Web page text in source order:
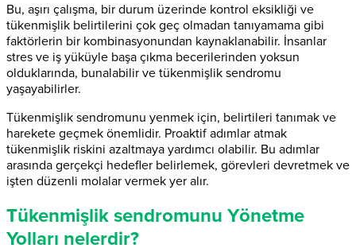
Bu, aşırı çalışma, bir durum üzerinde kontrol eksikliği ve
tükenmişlik belirtilerini çok geç olmadan tanıyamama gibi
faktörlerin bir kombinasyonundan kaynaklanabilir. İnsanlar
stres ve iş yüküyle başa çıkma becerilerinden yoksun
olduklarında, bunalabilir ve tükenmişlik sendromu
yaşayabilirler.
Tükenmişlik sendromunu yenmek için, belirtileri tanımak ve
harekete geçmek önemlidir. Proaktif adımlar atmak
tükenmişlik riskini azaltmaya yardımcı olabilir. Bu adımlar
arasında gerçekçi hedefler belirlemek, görevleri devretmek ve
işten düzenli molalar vermek yer alır.
Tükenmişlik sendromunu Yönetme
Yolları nelerdir?